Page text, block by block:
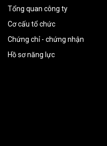
Tổng quan công ty
Cơ cấu tổ chức
Chứng chỉ - chứng nhận
Hồ sơ năng lực